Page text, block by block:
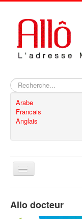
Rechercher
Arabe
Francais
Anglais
Basculer
Allo docteur